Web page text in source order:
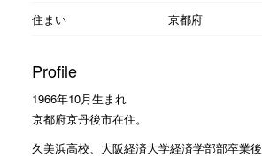
住まい
京都府
Profile
1966年10月生まれ
京都府京丹後市在住。
久美浜高校、大阪経済大学経済学部部卒業後